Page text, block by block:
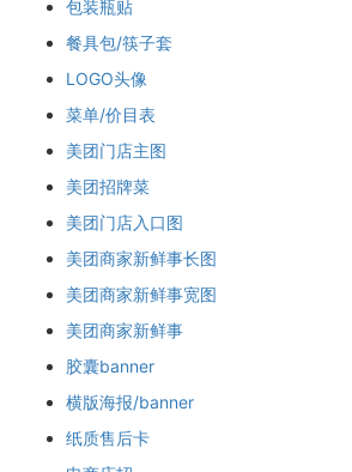
包装瓶贴
餐具包/筷子套
LOGO头像
菜单/价目表
美团门店主图
美团招牌菜
美团门店入口图
美团商家新鲜事长图
美团商家新鲜事宽图
美团商家新鲜事
胶囊banner
横版海报/banner
纸质售后卡